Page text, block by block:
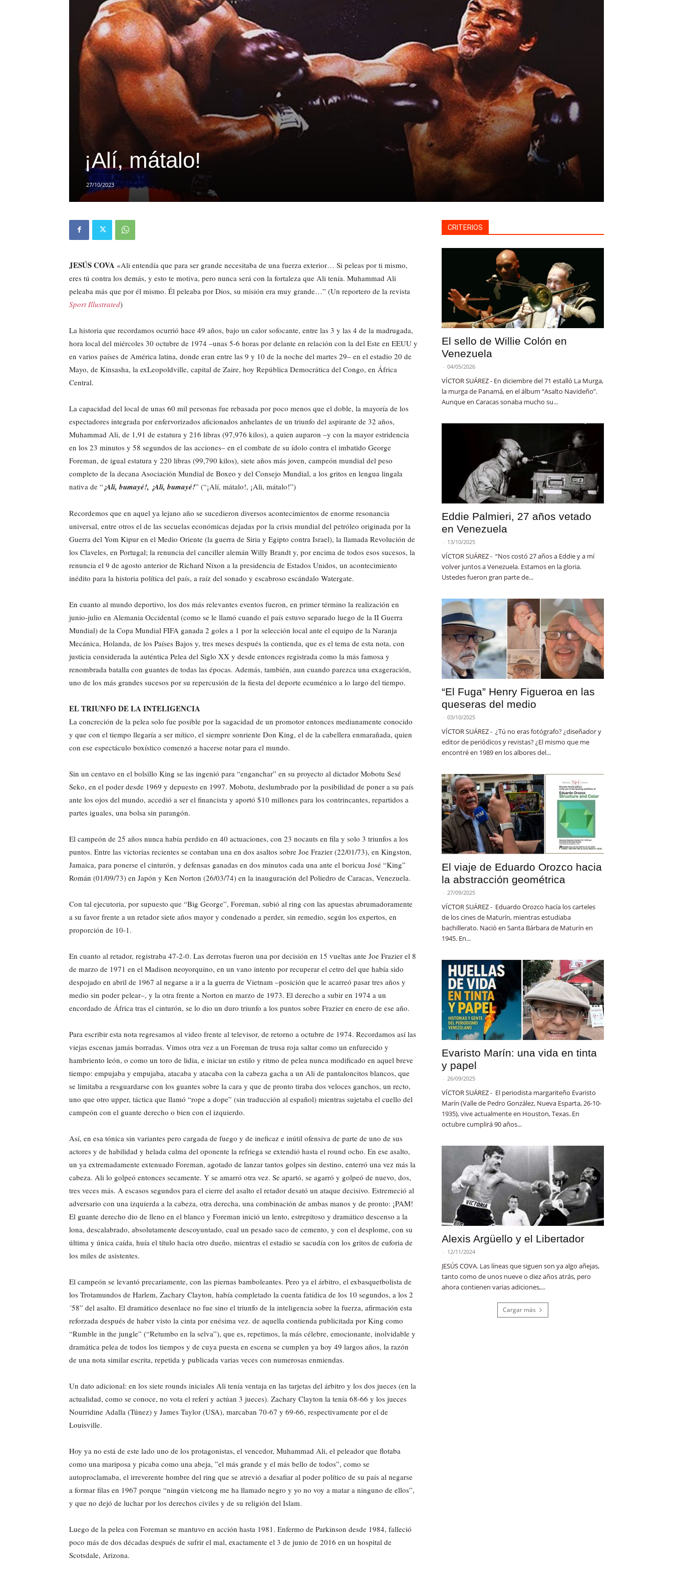
¡Alí, mátalo!
27/10/2023
JESÚS COVA «Ali entendía que para ser grande necesitaba de una fuerza exterior… Si peleas por ti mismo,
eres tú contra los demás, y esto te motiva, pero nunca será con la fortaleza que Ali tenía. Muhammad Ali
peleaba más que por él mismo. Él peleaba por Dios, su misión era muy grande…” (Un reportero de la revista
Sport Illustrated)
La historia que recordamos ocurrió hace 49 años, bajo un calor sofocante, entre las 3 y las 4 de la madrugada,
hora local del miércoles 30 octubre de 1974 –unas 5-6 horas por delante en relación con la del Este en EEUU y
en varios países de América latina, donde eran entre las 9 y 10 de la noche del martes 29– en el estadio 20 de
Mayo, de Kinsasha, la exLeopoldville, capital de Zaire, hoy República Democrática del Congo, en África
Central.
La capacidad del local de unas 60 mil personas fue rebasada por poco menos que el doble, la mayoría de los
espectadores integrada por enfervorizados aficionados anhelantes de un triunfo del aspirante de 32 años,
Muhammad Ali, de 1,91 de estatura y 216 libras (97,976 kilos), a quien auparon –y con la mayor estridencia
en los 23 minutos y 58 segundos de las acciones– en el combate de su ídolo contra el imbatido George
Foreman, de igual estatura y 220 libras (99,790 kilos), siete años más joven, campeón mundial del peso
completo de la decana Asociación Mundial de Boxeo y del Consejo Mundial, a los gritos en lengua lingala
nativa de “ ¡Ali, bumayé!, ¡Ali, bumayé!” (“¡Alí, mátalo!, ¡Ali, mátalo!”)
Recordemos que en aquel ya lejano año se sucedieron diversos acontecimientos de enorme resonancia
universal, entre otros el de las secuelas económicas dejadas por la crisis mundial del petróleo originada por la
Guerra del Yom Kipur en el Medio Oriente (la guerra de Siria y Egipto contra Israel), la llamada Revolución de
los Claveles, en Portugal; la renuncia del canciller alemán Willy Brandt y, por encima de todos esos sucesos, la
renuncia el 9 de agosto anterior de Richard Nixon a la presidencia de Estados Unidos, un acontecimiento
inédito para la historia política del país, a raíz del sonado y escabroso escándalo Watergate.
En cuanto al mundo deportivo, los dos más relevantes eventos fueron, en primer término la realización en
junio-julio en Alemania Occidental (como se le llamó cuando el país estuvo separado luego de la II Guerra
Mundial) de la Copa Mundial FIFA ganada 2 goles a 1 por la selección local ante el equipo de la Naranja
Mecánica, Holanda, de los Países Bajos y, tres meses después la contienda, que es el tema de esta nota, con
justicia considerada la auténtica Pelea del Siglo XX y desde entonces registrada como la más famosa y
renombrada batalla con guantes de todas las épocas. Además, también, aun cuando parezca una exageración,
uno de los más grandes sucesos por su repercusión de la fiesta del deporte ecuménico a lo largo del tiempo.
EL TRIUNFO DE LA INTELIGENCIA
La concreción de la pelea solo fue posible por la sagacidad de un promotor entonces medianamente conocido
y que con el tiempo llegaría a ser mítico, el siempre sonriente Don King, el de la cabellera enmarañada, quien
con ese espectáculo boxístico comenzó a hacerse notar para el mundo.
Sin un centavo en el bolsillo King se las ingenió para “enganchar” en su proyecto al dictador Mobotu Sesé
Seko, en el poder desde 1969 y depuesto en 1997. Mobotu, deslumbrado por la posibilidad de poner a su país
ante los ojos del mundo, accedió a ser el financista y aportó $10 millones para los contrincantes, repartidos a
partes iguales, una bolsa sin parangón.
El campeón de 25 años nunca había perdido en 40 actuaciones, con 23 nocauts en fila y solo 3 triunfos a los
puntos. Entre las victorias recientes se contaban una en dos asaltos sobre Joe Frazier (22/01/73), en Kingston,
Jamaica, para ponerse el cinturón, y defensas ganadas en dos minutos cada una ante el boricua José “King”
Román (01/09/73) en Japón y Ken Norton (26/03/74) en la inauguración del Poliedro de Caracas, Venezuela.
Con tal ejecutoria, por supuesto que “Big George”, Foreman, subió al ring con las apuestas abrumadoramente
a su favor frente a un retador siete años mayor y condenado a perder, sin remedio, según los expertos, en
proporción de 10-1.
En cuanto al retador, registraba 47-2-0. Las derrotas fueron una por decisión en 15 vueltas ante Joe Frazier el 8
de marzo de 1971 en el Madison neoyorquino, en un vano intento por recuperar el cetro del que había sido
despojado en abril de 1967 al negarse a ir a la guerra de Vietnam –posición que le acarreó pasar tres años y
medio sin poder pelear–, y la otra frente a Norton en marzo de 1973. El derecho a subir en 1974 a un
encordado de África tras el cinturón, se lo dio un duro triunfo a los puntos sobre Frazier en enero de ese año.
Para escribir esta nota regresamos al video frente al televisor, de retorno a octubre de 1974. Recordamos así las
viejas escenas jamás borradas. Vimos otra vez a un Foreman de trusa roja saltar como un enfurecido y
hambriento león, o como un toro de lidia, e iniciar un estilo y ritmo de pelea nunca modificado en aquel breve
tiempo: empujaba y empujaba, atacaba y atacaba con la cabeza gacha a un Ali de pantaloncitos blancos, que
se limitaba a resguardarse con los guantes sobre la cara y que de pronto tiraba dos veloces ganchos, un recto,
uno que otro upper, táctica que llamó “rope a dope” (sin traducción al español) mientras sujetaba el cuello del
campeón con el guante derecho o bien con el izquierdo.
Así, en esa tónica sin variantes pero cargada de fuego y de ineficaz e inútil ofensiva de parte de uno de sus
actores y de habilidad y helada calma del oponente la refriega se extendió hasta el round ocho. En ese asalto,
un ya extremadamente extenuado Foreman, agotado de lanzar tantos golpes sin destino, enterró una vez más la
cabeza. Ali lo golpeó entonces secamente. Y se amarró otra vez. Se apartó, se agarró y golpeó de nuevo, dos,
tres veces más. A escasos segundos para el cierre del asalto el retador desató un ataque decisivo. Estremeció al
adversario con una izquierda a la cabeza, otra derecha, una combinación de ambas manos y de pronto: ¡PAM!
El guante derecho dio de lleno en el blanco y Foreman inició un lento, estrepitoso y dramático descenso a la
lona, descalabrado, absolutamente descoyuntado, cual un pesado saco de cemento, y con el desplome, con su
última y única caída, huía el título hacia otro dueño, mientras el estadio se sacudía con los gritos de euforia de
los miles de asistentes.
El campeón se levantó precariamente, con las piernas bamboleantes. Pero ya el árbitro, el exbasquetbolista de
los Trotamundos de Harlem, Zachary Clayton, había completado la cuenta fatídica de los 10 segundos, a los 2
´58” del asalto. El dramático desenlace no fue sino el triunfo de la inteligencia sobre la fuerza, afirmación esta
reforzada después de haber visto la cinta por enésima vez. de aquella contienda publicitada por King como
“Rumble in the jungle” (“Retumbo en la selva”), que es, repetimos, la más célebre, emocionante, inolvidable y
dramática pelea de todos los tiempos y de cuya puesta en escena se cumplen ya hoy 49 largos años, la razón
de una nota similar escrita, repetida y publicada varias veces con numerosas enmiendas.
Un dato adicional: en los siete rounds iniciales Ali tenía ventaja en las tarjetas del árbitro y los dos jueces (en la
actualidad, como se conoce, no vota el referí y actúan 3 jueces). Zachary Clayton la tenía 68-66 y los jueces
Nourridine Adalla (Túnez) y James Taylor (USA), marcaban 70-67 y 69-66, respectivamente por el de
Louisville.
Hoy ya no está de este lado uno de los protagonistas, el vencedor, Muhammad Ali, el peleador que flotaba
como una mariposa y picaba como una abeja, ”el más grande y el más bello de todos”, como se
autoproclamaba, el irreverente hombre del ring que se atrevió a desafiar al poder político de su país al negarse
a formar filas en 1967 porque “ningún vietcong me ha llamado negro y yo no voy a matar a ninguno de ellos”,
y que no dejó de luchar por los derechos civiles y de su religión del Islam.
Luego de la pelea con Foreman se mantuvo en acción hasta 1981. Enfermo de Parkinson desde 1984, falleció
poco más de dos décadas después de sufrir el mal, exactamente el 3 de junio de 2016 en un hospital de
Scotsdale, Arizona.
CRITERIOS
El sello de Willie Colón en
Venezuela
- 04/05/2026
VÍCTOR SUÁREZ - En diciembre del 71 estalló La Murga,
la murga de Panamá, en el álbum “Asalto Navideño”.
Aunque en Caracas sonaba mucho su...
Eddie Palmieri, 27 años vetado
en Venezuela
- 13/10/2025
VÍCTOR SUÁREZ - “Nos costó 27 años a Eddie y a mí
volver juntos a Venezuela. Estamos en la gloria.
Ustedes fueron gran parte de...
“El Fuga” Henry Figueroa en las
queseras del medio
- 03/10/2025
VÍCTOR SUÁREZ - ¿Tú no eras fotógrafo? ¿diseñador y
editor de periódicos y revistas? ¿El mismo que me
encontré en 1989 en los albores del...
El viaje de Eduardo Orozco hacia
la abstracción geométrica
- 27/09/2025
VÍCTOR SUÁREZ - Eduardo Orozco hacía los carteles
de los cines de Maturín, mientras estudiaba
bachillerato. Nació en Santa Bárbara de Maturín en
1945. En...
Evaristo Marín: una vida en tinta
y papel
- 26/09/2025
VÍCTOR SUÁREZ - El periodista margariteño Evaristo
Marín (Valle de Pedro González, Nueva Esparta, 26-10-
1935), vive actualmente en Houston, Texas. En
octubre cumplirá 90 años...
Alexis Argüello y el Libertador
- 12/11/2024
JESÚS COVA. Las líneas que siguen son ya algo añejas,
tanto como de unos nueve o diez años atrás, pero
ahora contienen varias adiciones,...
Cargar más